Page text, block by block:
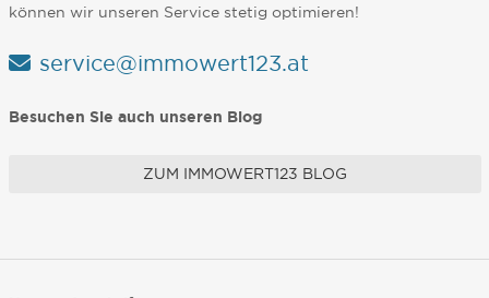
können wir unseren Service stetig optimieren!
service@immowert123.at
Besuchen Sie auch unseren Blog
ZUM IMMOWERT123 BLOG